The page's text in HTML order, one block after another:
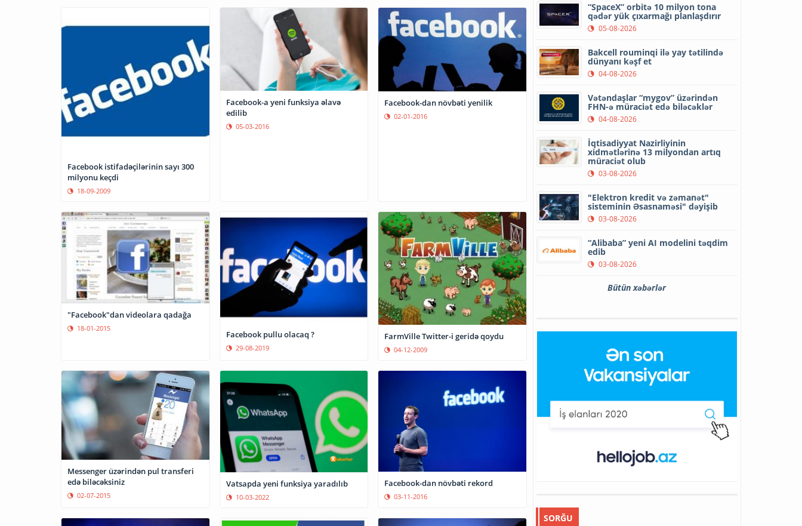
Facebook istifadəçilərinin sayı 300
milyonu keçdi
18-09-2009
Facebook-a yeni funksiya əlavə
edilib
05-03-2016
Facebook-dan növbəti yenilik
02-01-2016
"Facebook"dan videolara qadağa
18-01-2015
Facebook pullu olacaq ?
29-08-2019
FarmVille Twitter-i geridə qoydu
04-12-2009
Messenger üzərindən pul transferi
edə biləcəksiniz
02-07-2015
Vatsapda yeni funksiya yaradılıb
10-03-2022
Facebook-dan növbəti rekord
03-11-2016
“SpaceX” orbitə 10 milyon tona
qədər yük çıxarmağı planlaşdırır
05-08-2026
Bakcell rouminqi ilə yay tətilində
dünyanı kəşf et
04-08-2026
Vətəndaşlar “mygov” üzərindən
FHN-ə müraciət edə biləcəklər
04-08-2026
İqtisadiyyat Nazirliyinin
xidmətlərinə 13 milyondan artıq
müraciət olub
03-08-2026
"Elektron kredit və zəmanət"
sisteminin Əsasnaməsi" dəyişib
03-08-2026
“Alibaba” yeni AI modelini təqdim
edib
03-08-2026
Bütün xəbərlər
SORĞU